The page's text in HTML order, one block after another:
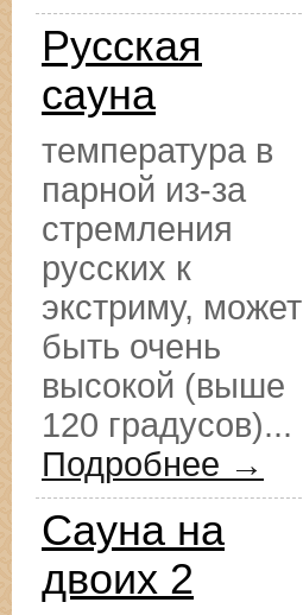
Русская
сауна
температура в
парной из-за
стремления
русских к
экстриму, может
быть очень
высокой (выше
120 градусов)...
Подробнее →
Сауна на
двоих 2